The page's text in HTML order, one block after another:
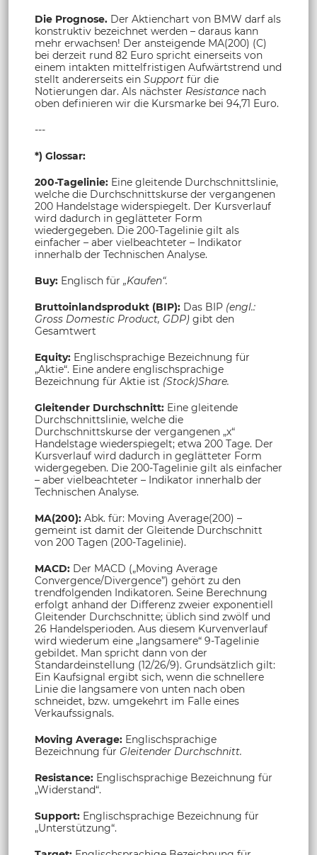
Die Prognose. Der Aktienchart von BMW darf als
konstruktiv bezeichnet werden – daraus kann
mehr erwachsen! Der ansteigende MA(200) (C)
bei derzeit rund 82 Euro spricht einerseits von
einem intakten mittelfristigen Aufwärtstrend und
stellt andererseits ein Support für die
Notierungen dar. Als nächster Resistance nach
oben definieren wir die Kursmarke bei 94,71 Euro.
---
*) Glossar:
200-Tagelinie: Eine gleitende Durchschnittslinie,
welche die Durchschnittskurse der vergangenen
200 Handelstage widerspiegelt. Der Kursverlauf
wird dadurch in geglätteter Form
wiedergegeben. Die 200-Tagelinie gilt als
einfacher – aber vielbeachteter – Indikator
innerhalb der Technischen Analyse.
Buy: Englisch für „Kaufen“.
Bruttoinlandsprodukt (BIP): Das BIP (engl.:
Gross Domestic Product, GDP) gibt den
Gesamtwert
Equity: Englischsprachige Bezeichnung für
„Aktie“. Eine andere englischsprachige
Bezeichnung für Aktie ist (Stock)Share.
Gleitender Durchschnitt: Eine gleitende
Durchschnittslinie, welche die
Durchschnittskurse der vergangenen „x“
Handelstage wiederspiegelt; etwa 200 Tage. Der
Kursverlauf wird dadurch in geglätteter Form
widergegeben. Die 200-Tagelinie gilt als einfacher
– aber vielbeachteter – Indikator innerhalb der
Technischen Analyse.
MA(200): Abk. für: Moving Average(200) –
gemeint ist damit der Gleitende Durchschnitt
von 200 Tagen (200-Tagelinie).
MACD: Der MACD („Moving Average
Convergence/Divergence”) gehört zu den
trendfolgenden Indikatoren. Seine Berechnung
erfolgt anhand der Differenz zweier exponentiell
Gleitender Durchschnitte; üblich sind zwölf und
26 Handelsperioden. Aus diesem Kurvenverlauf
wird wiederum eine „langsamere“ 9-Tagelinie
gebildet. Man spricht dann von der
Standardeinstellung (12/26/9). Grundsätzlich gilt:
Ein Kaufsignal ergibt sich, wenn die schnellere
Linie die langsamere von unten nach oben
schneidet, bzw. umgekehrt im Falle eines
Verkaufssignals.
Moving Average: Englischsprachige
Bezeichnung für Gleitender Durchschnitt.
Resistance: Englischsprachige Bezeichnung für
„Widerstand“.
Support: Englischsprachige Bezeichnung für
„Unterstützung“.